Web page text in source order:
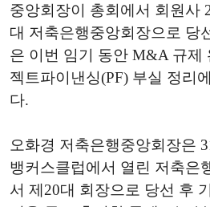
중앙회장이 총회에서 회원사
대 저축은행중앙회장으로 당
은 이번 임기 동안 M&A 규제
젝트파이낸싱(PF) 부실 정리
다.
오화경 저축은행중앙회장은
뱅커스클럽에서 열린 저축은
서 제20대 회장으로 당선 후